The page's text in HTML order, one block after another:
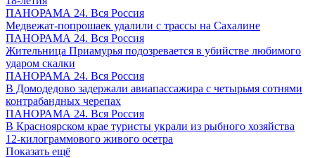
ПАНОРАМА 24. Вся Россия
Медвежат-попрошаек удалили с трассы на Сахалине
ПАНОРАМА 24. Вся Россия
Жительница Приамурья подозревается в убийстве любимого
ударом скалки
ПАНОРАМА 24. Вся Россия
В Домодедово задержали авиапассажира с четырьмя сотнями
контрабандных черепах
ПАНОРАМА 24. Вся Россия
В Красноярском крае туристы украли из рыбного хозяйства
12-килограммового живого осетра
Показать ещё